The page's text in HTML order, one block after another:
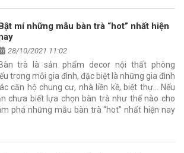
mí những mẫu bàn trà “hot” nhất hiện
28/10/2021 11:02
trà là sản phẩm decor nội thất phòng
trong mỗi gia đình, đặc biệt là những gia đình
căn hộ chung cư, nhà liền kề, biệt thự… Nếu
chưa biết lựa chọn bàn trà như thế nào cho
phá những mẫu bàn trà “hot” nhất hiện nay